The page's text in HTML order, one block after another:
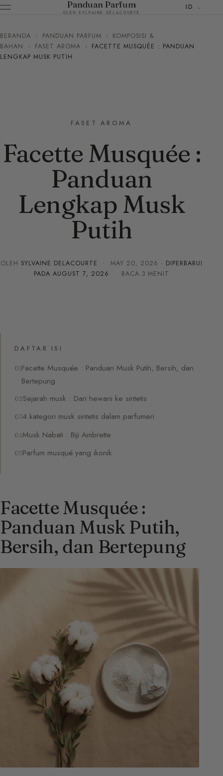
Panduan Parfum
OLEH SYLVAINE DELACOURTE
ID
BERANDA › PANDUAN PARFUM › KOMPOSISI &
BAHAN
› FASET AROMA › FACETTE MUSQUÉE : PANDUAN
LENGKAP MUSK PUTIH
FASET AROMA
Facette Musquée :
Panduan
Lengkap Musk
Putih
OLEH SYLVAINE DELACOURTE · MAY 20, 2026 · DIPERBARUI
PADA AUGUST 7, 2026 · BACA 3 MENIT
DAFTAR ISI
Facette Musquée : Panduan Musk Putih, Bersih, dan
Bertepung
Sejarah musk : Dari hewani ke sintetis
4 kategori musk sintetis dalam parfumeri
Musk Nabati : Biji Ambrette
Parfum musqué yang ikonik
Facette Musquée :
Panduan Musk Putih,
Bersih, dan Bertepung